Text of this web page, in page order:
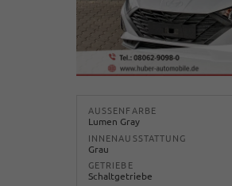
AUSSENFARBE
Lumen Gray
INNENAUSSTATTUNG
Grau
GETRIEBE
Schaltgetriebe